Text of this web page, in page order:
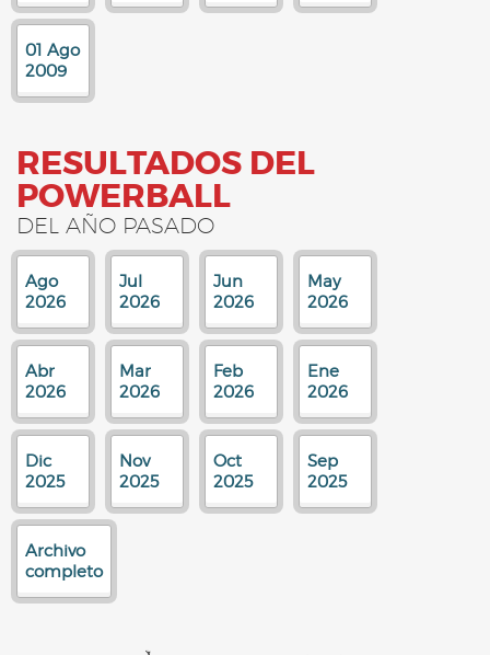
01 Ago
2009
RESULTADOS DEL
POWERBALL
DEL AÑO PASADO
Ago
2026
Jul
2026
Jun
2026
May
2026
Abr
2026
Mar
2026
Feb
2026
Ene
2026
Dic
2025
Nov
2025
Oct
2025
Sep
2025
Archivo
completo